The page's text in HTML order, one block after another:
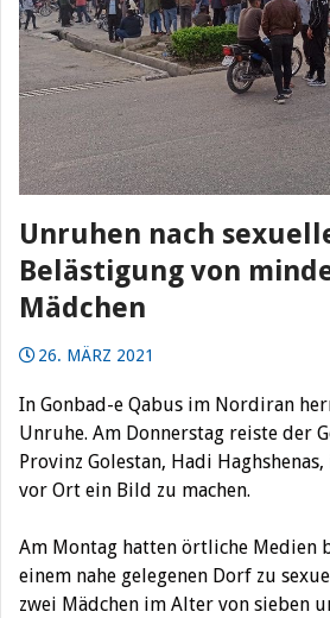
Unruhen nach
Belästigung von
Mädchen
26. MÄRZ 2021
In Gonbad-e Qabus im Nordiran
Unruhe. Am Donnerstag reiste der
Provinz Golestan, Hadi
vor Ort ein Bild zu machen.
Am Montag hatten örtliche Medien
einem nahe gelegenen Dorf zu
zwei Mädchen im Alter von sieben